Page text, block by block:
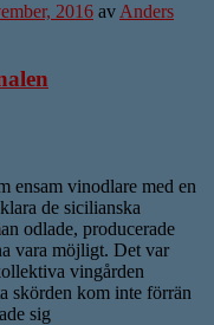
2016 av Anders
ensam vinodlare med en
de sicilianska
odlade, producerade
vara möjligt. Det var
vingården
skörden kom inte förrän
sig